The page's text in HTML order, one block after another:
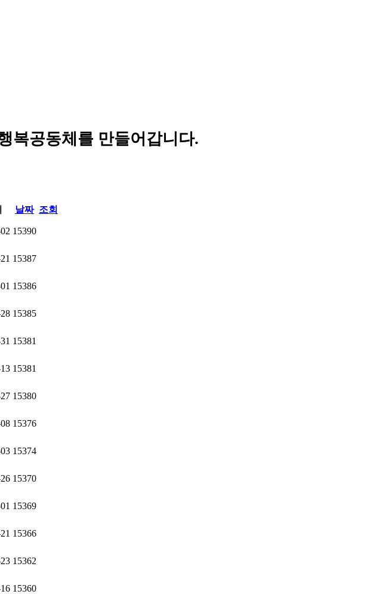
복공동체를 만들어갑니다.
날짜 조회
15390
15387
15386
15385
15381
15381
15380
15376
15374
15370
15369
15366
15362
15360